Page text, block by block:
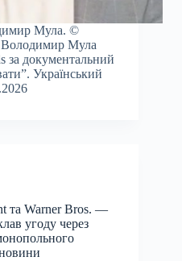
Мула. ©
Мула
за документальний
Український
та Warner Bros. —
угоду через